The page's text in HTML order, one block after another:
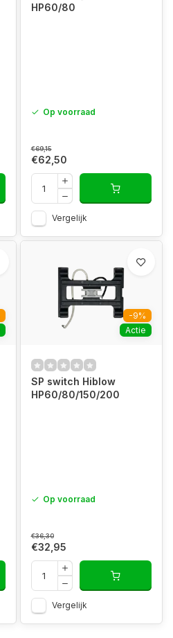
HP60/80
Op voorraad
€69,15
€62,50
Vergelijk
-9%
Actie
SP switch Hiblow
HP60/80/150/200
Op voorraad
€36,30
€32,95
Vergelijk